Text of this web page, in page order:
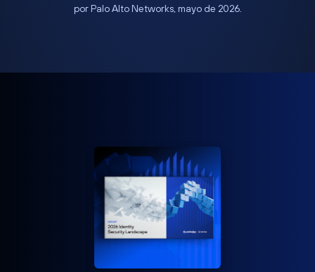
por Palo Alto Networks, mayo de 2026.